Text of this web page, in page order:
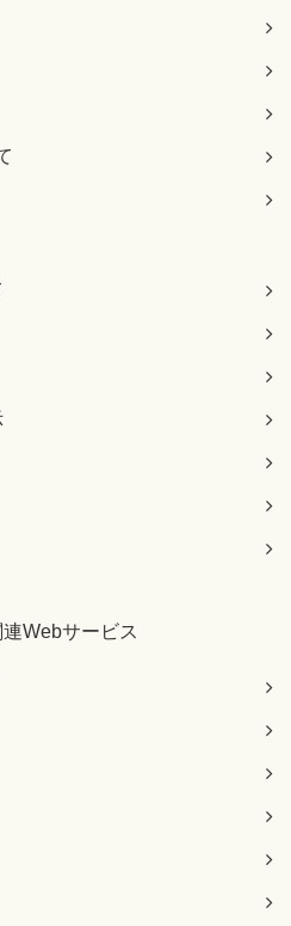
Webサービス